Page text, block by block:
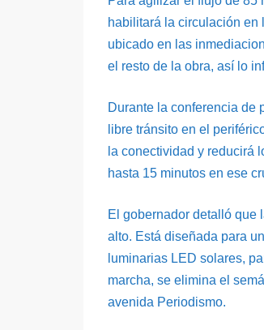
habilitará la circulación en
ubicado en las
el resto de la obra, así lo
Durante la conferencia de
libre tránsito en el
la conectividad y reducirá
hasta 15 minutos en ese
El gobernador detalló que
alto. Está diseñada para
luminarias LED solares,
marcha, se elimina el
avenida Periodismo.